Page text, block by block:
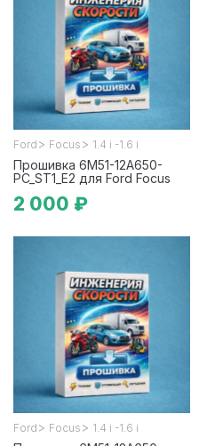
Ford > Focus > 1.4 i -1.6 i
Прошивка 6M51-12A650-
PC_ST1_E2 для Ford Focus
2 000 ₽
Ford > Focus > 1.4 i -1.6 i